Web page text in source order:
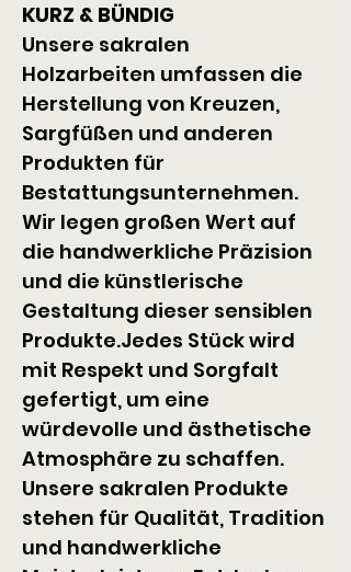
KURZ & BÜNDIG
Unsere sakralen
Holzarbeiten umfassen die
Herstellung von Kreuzen,
Sargfüßen und anderen
Produkten für
Bestattungsunternehmen.
Wir legen großen Wert auf
die handwerkliche Präzision
und die künstlerische
Gestaltung dieser sensiblen
Produkte.Jedes Stück wird
mit Respekt und Sorgfalt
gefertigt, um eine
würdevolle und ästhetische
Atmosphäre zu schaffen.
Unsere sakralen Produkte
stehen für Qualität, Tradition
und handwerkliche